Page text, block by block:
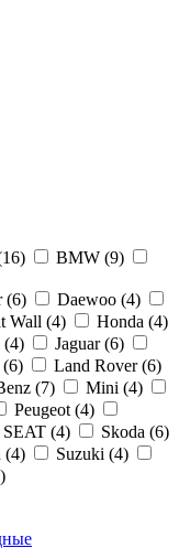
16) BMW (9)
(6) Daewoo (4)
Wall (4) Honda (4)
(4) Jaguar (6)
(6) Land Rover (6)
(7) Mini (4)
Peugeot (4)
SEAT (4) Skoda (6)
(4) Suzuki (4)
)